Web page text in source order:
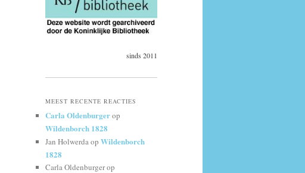
sinds 2011
MEEST RECENTE REACTIES
Carla Oldenburgerop
Wildenborch 1828
Jan Holwerdaop Wildenborch
1828
Carla Oldenburgerop